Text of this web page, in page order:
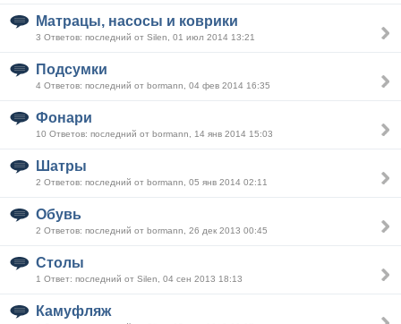
Матрацы, насосы и коврики
3 Ответов: последний от Silen, 01 июл 2014 13:21
Подсумки
4 Ответов: последний от bormann, 04 фев 2014 16:35
Фонари
10 Ответов: последний от bormann, 14 янв 2014 15:03
Шатры
2 Ответов: последний от bormann, 05 янв 2014 02:11
Обувь
2 Ответов: последний от bormann, 26 дек 2013 00:45
Столы
1 Ответ: последний от Silen, 04 сен 2013 18:13
Камуфляж